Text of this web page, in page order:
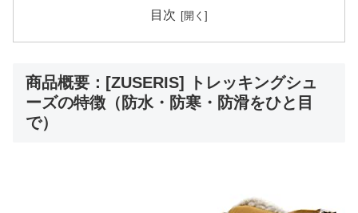
目次
商品概要：[ZUSERIS] トレッキングシュ
ーズの特徴（防水・防寒・防滑をひと目
で）